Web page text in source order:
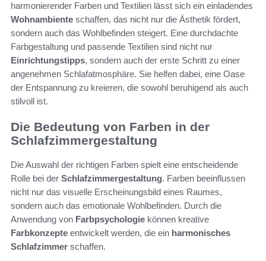
harmonierender Farben und Textilien lässt sich ein einladendes
Wohnambiente schaffen, das nicht nur die Ästhetik fördert,
sondern auch das Wohlbefinden steigert. Eine durchdachte
Farbgestaltung und passende Textilien sind nicht nur
Einrichtungstipps, sondern auch der erste Schritt zu einer
angenehmen Schlafatmosphäre. Sie helfen dabei, eine Oase
der Entspannung zu kreieren, die sowohl beruhigend als auch
stilvoll ist.
Die Bedeutung von Farben in der
Schlafzimmergestaltung
Die Auswahl der richtigen Farben spielt eine entscheidende
Rolle bei der Schlafzimmergestaltung. Farben beeinflussen
nicht nur das visuelle Erscheinungsbild eines Raumes,
sondern auch das emotionale Wohlbefinden. Durch die
Anwendung von Farbpsychologie können kreative
Farbkonzepte entwickelt werden, die ein harmonisches
Schlafzimmer schaffen.